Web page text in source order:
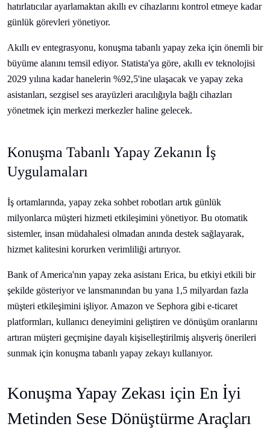
hatırlatıcılar ayarlamaktan akıllı ev cihazlarını kontrol etmeye kadar
günlük görevleri yönetiyor.
Akıllı ev entegrasyonu, konuşma tabanlı yapay zeka için önemli bir
büyüme alanını temsil ediyor. Statista'ya göre, akıllı ev teknolojisi
2029 yılına kadar hanelerin %92,5'ine ulaşacak ve yapay zeka
asistanları, sezgisel ses arayüzleri aracılığıyla bağlı cihazları
yönetmek için merkezi merkezler haline gelecek.
Konuşma Tabanlı Yapay Zekanın İş
Uygulamaları
İş ortamlarında, yapay zeka sohbet robotları artık günlük
milyonlarca müşteri hizmeti etkileşimini yönetiyor. Bu otomatik
sistemler, insan müdahalesi olmadan anında destek sağlayarak,
hizmet kalitesini korurken verimliliği artırıyor.
Bank of America'nın yapay zeka asistanı Erica, bu etkiyi etkili bir
şekilde gösteriyor ve lansmanından bu yana 1,5 milyardan fazla
müşteri etkileşimini işliyor. Amazon ve Sephora gibi e-ticaret
platformları, kullanıcı deneyimini geliştiren ve dönüşüm oranlarını
artıran müşteri geçmişine dayalı kişiselleştirilmiş alışveriş önerileri
sunmak için konuşma tabanlı yapay zekayı kullanıyor.
Konuşma Yapay Zekası için En İyi
Metinden Sese Dönüştürme Araçları